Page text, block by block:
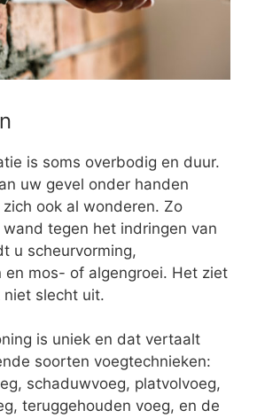
is soms overbodig en duur.
uw gevel onder handen
ook al wonderen. Zo
tegen het indringen van
u scheurvorming,
en mos- of algengroei. Het ziet
niet slecht uit.
is uniek en dat vertaalt
soorten voegtechnieken:
schaduwvoeg, platvolvoeg,
teruggehouden voeg, en de